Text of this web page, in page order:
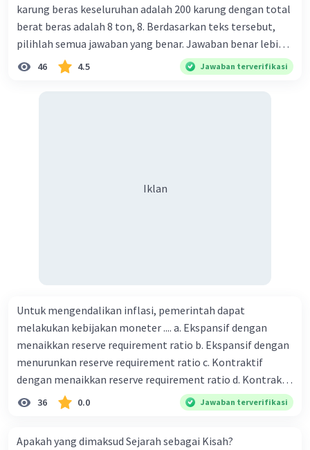
karung beras keseluruhan adalah 200 karung dengan total
berat beras adalah 8 ton, 8. Berdasarkan teks tersebut,
pilihlah semua jawaban yang benar. Jawaban benar lebih
dari satu. Banyak karung beras kemasan 25 kg adalah 50
buah. Banyak karung beras kemasan 50 kg adalah 150
harus dibayar oleh Bu Vina? A. Rp2.540.000 C. Rp2.312.000 B.
46 4.5 Jawaban terverifikasi
Iklan
Untuk mengendalikan inflasi, pemerintah dapat
melakukan kebijakan moneter .... a. Ekspansif dengan
menaikkan reserve requirement ratio b. Ekspansif dengan
menurunkan reserve requirement ratio c. Kontraktif
dengan menaikkan reserve requirement ratio d. Kontraktif
dengan menurunkan reserve requirement ratio e.
Ekspansif dengan menaikkan tingkat diskonto Bila Bank
36 0.0 Jawaban terverifikasi
Apakah yang dimaksud Sejarah sebagai Kisah?